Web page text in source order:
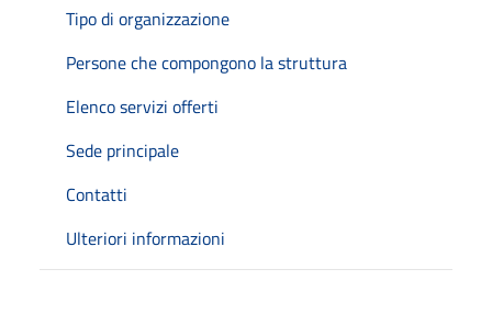
Tipo di organizzazione
Persone che compongono la struttura
Elenco servizi offerti
Sede principale
Contatti
Ulteriori informazioni